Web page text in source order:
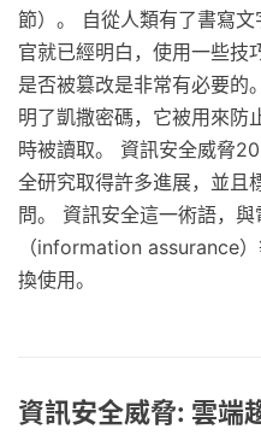
節）。 自從人類有了書寫
官就已經明白，使用一些技
是否被篡改是非常有必要的
明了凱撒密碼，它被用來防
時被讀取。 資訊安全威脅
全研究取得許多進展，並且
問。 資訊安全這一術語，
（information assurance
換使用。
資訊安全威脅: 雲端